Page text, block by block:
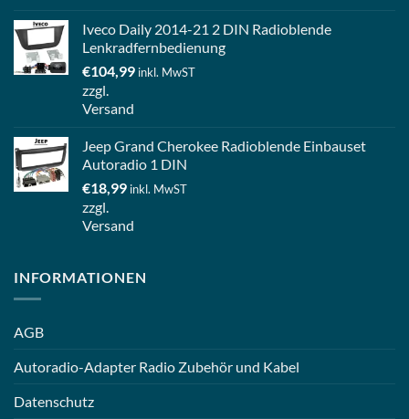
Iveco Daily 2014-21 2 DIN Radioblende
Lenkradfernbedienung
€104,99 inkl. MwST
zzgl.
Versand
Jeep Grand Cherokee Radioblende Einbauset
Autoradio 1 DIN
€18,99 inkl. MwST
zzgl.
Versand
INFORMATIONEN
AGB
Autoradio-Adapter Radio Zubehör und Kabel
Datenschutz